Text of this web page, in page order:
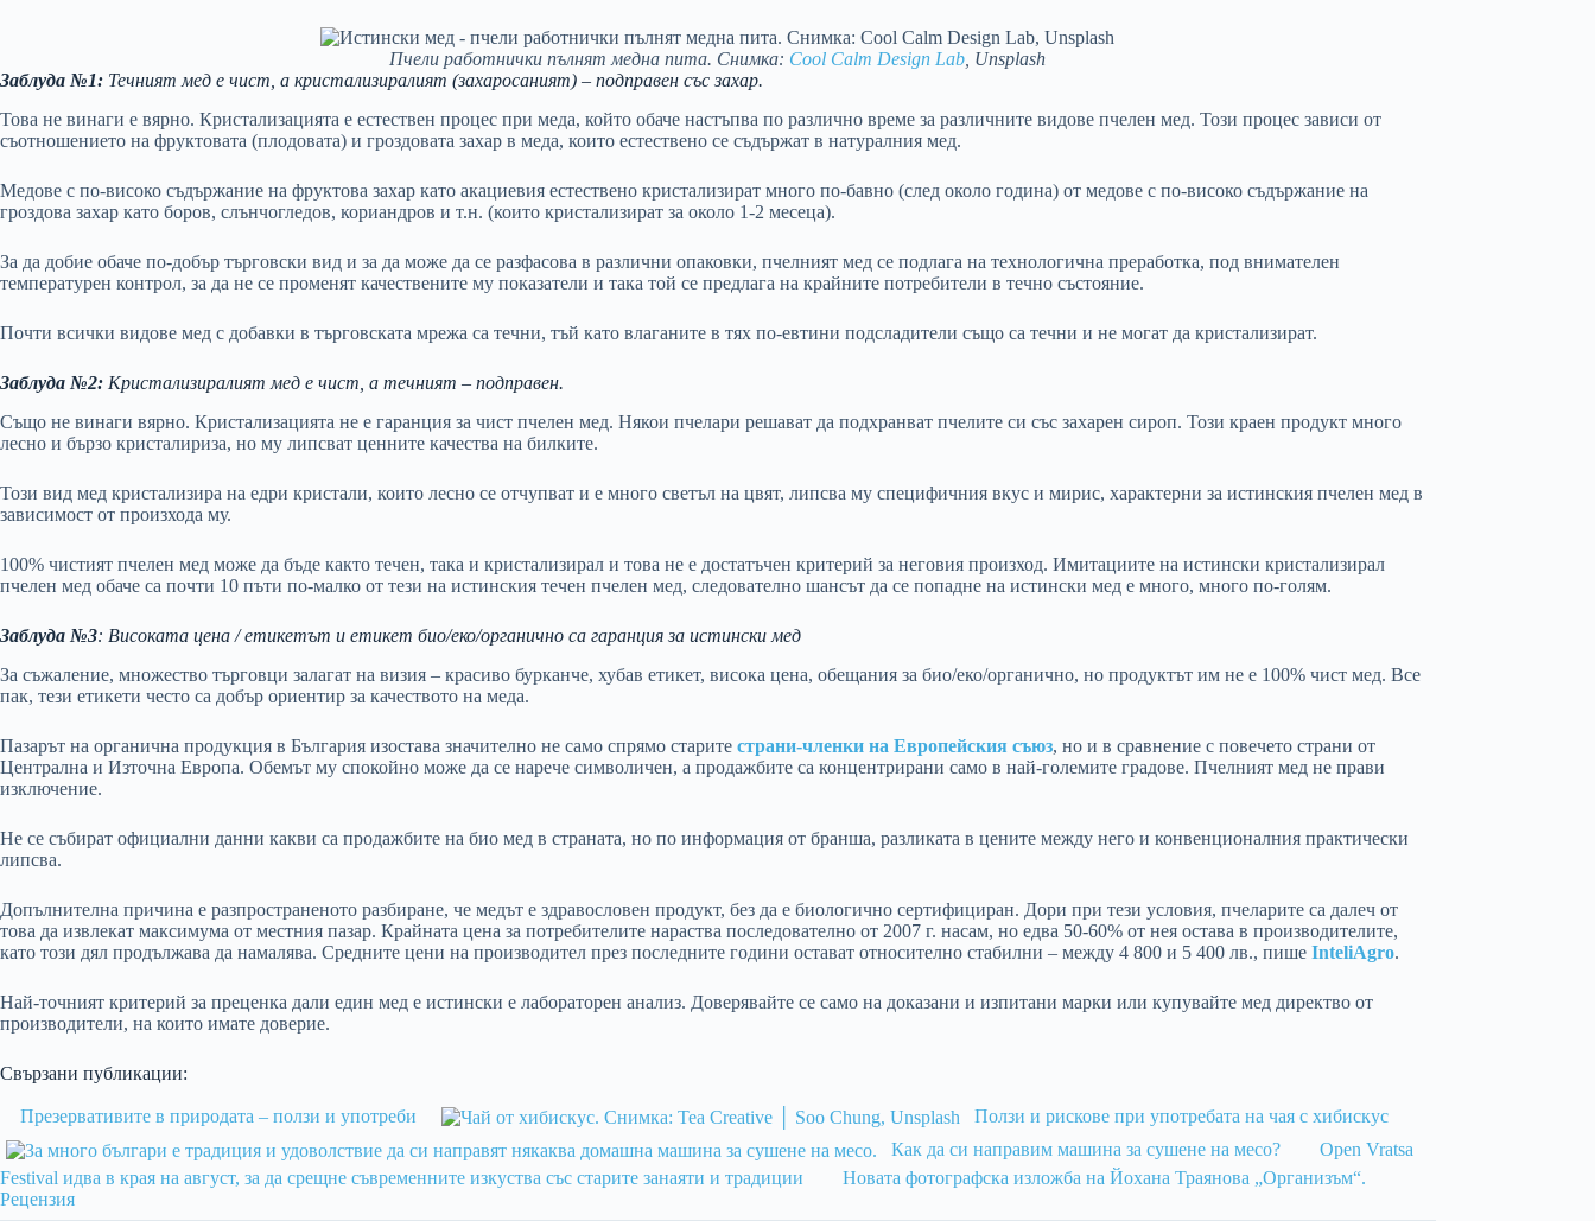
Пчели работнички пълнят медна пита. Снимка: Cool Calm Design Lab , Unsplash
Заблуда №1: Течният мед е чист, а кристализиралият (захаросаният) – подправен със захар.
Това не винаги е вярно. Кристализацията е естествен процес при меда, който обаче настъпва по различно време за различните видове пчелен мед. Този процес зависи от
съотношението на фруктовата (плодовата) и гроздовата захар в меда, които естествено се съдържат в натуралния мед.
Медове с по-високо съдържание на фруктова захар като акациевия естествено кристализират много по-бавно (след около година) от медове с по-високо съдържание на
гроздова захар като боров, слънчогледов, кориандров и т.н. (които кристализират за около 1-2 месеца).
За да добие обаче по-добър търговски вид и за да може да се разфасова в различни опаковки, пчелният мед се подлага на технологична преработка, под внимателен
температурен контрол, за да не се променят качествените му показатели и така той се предлага на крайните потребители в течно състояние.
Почти всички видове мед с добавки в търговската мрежа са течни, тъй като влаганите в тях по-евтини подсладители също са течни и не могат да кристализират.
Заблуда №2: Кристализиралият мед е чист, а течният – подправен.
Също не винаги вярно. Кристализацията не е гаранция за чист пчелен мед. Някои пчелари решават да подхранват пчелите си със захарен сироп. Този краен продукт много
лесно и бързо кристалириза, но му липсват ценните качества на билките.
Този вид мед кристализира на едри кристали, които лесно се отчупват и е много светъл на цвят, липсва му специфичния вкус и мирис, характерни за истинския пчелен мед в
зависимост от произхода му.
100% чистият пчелен мед може да бъде както течен, така и кристализирал и това не е достатъчен критерий за неговия произход. Имитациите на истински кристализирал
пчелен мед обаче са почти 10 пъти по-малко от тези на истинския течен пчелен мед, следователно шансът да се попадне на истински мед е много, много по-голям.
Заблуда №3: Високата цена / етикетът и етикет био/еко/органично са гаранция за истински мед
За съжаление, множество търговци залагат на визия – красиво бурканче, хубав етикет, висока цена, обещания за био/eко/органично, но продуктът им не е 100% чист мед. Все
пак, тези етикети често са добър ориентир за качеството на меда.
Пазарът на органична продукция в България изостава значително не само спрямо старите страни-членки на Европейския съюз, но и в сравнение с повечето страни от
Централна и Източна Европа. Обемът му спокойно може да се нарече символичен, а продажбите са концентрирани само в най-големите градове. Пчелният мед не прави
изключение.
Не се събират официални данни какви са продажбите на био мед в страната, но по информация от бранша, разликата в цените между него и конвенционалния практически
липсва.
Допълнителна причина е разпространеното разбиране, че медът е здравословен продукт, без да е биологично сертифициран. Дори при тези условия, пчеларите са далеч от
това да извлекат максимума от местния пазар. Крайната цена за потребителите нараства последователно от 2007 г. насам, но едва 50-60% от нея остава в производителите,
като този дял продължава да намалява. Средните цени на производител през последните години остават относително стабилни – между 4 800 и 5 400 лв., пише InteliAgro.
Най-точният критерий за преценка дали един мед е истински е лабораторен анализ. Доверявайте се само на доказани и изпитани марки или купувайте мед директво от
производители, на които имате доверие.
Свързани публикации:
Презервативите в природата – ползи и употреби
Ползи и рискове при употребата на чая с хибискус
Как да си направим машина за сушене на месо?
Open Vratsa
Festival идва в края на август, за да срещне съвременните изкуства със старите занаяти и традиции
Новата фотографска изложба на Йохана Траянова „Организъм“.
Рецензия